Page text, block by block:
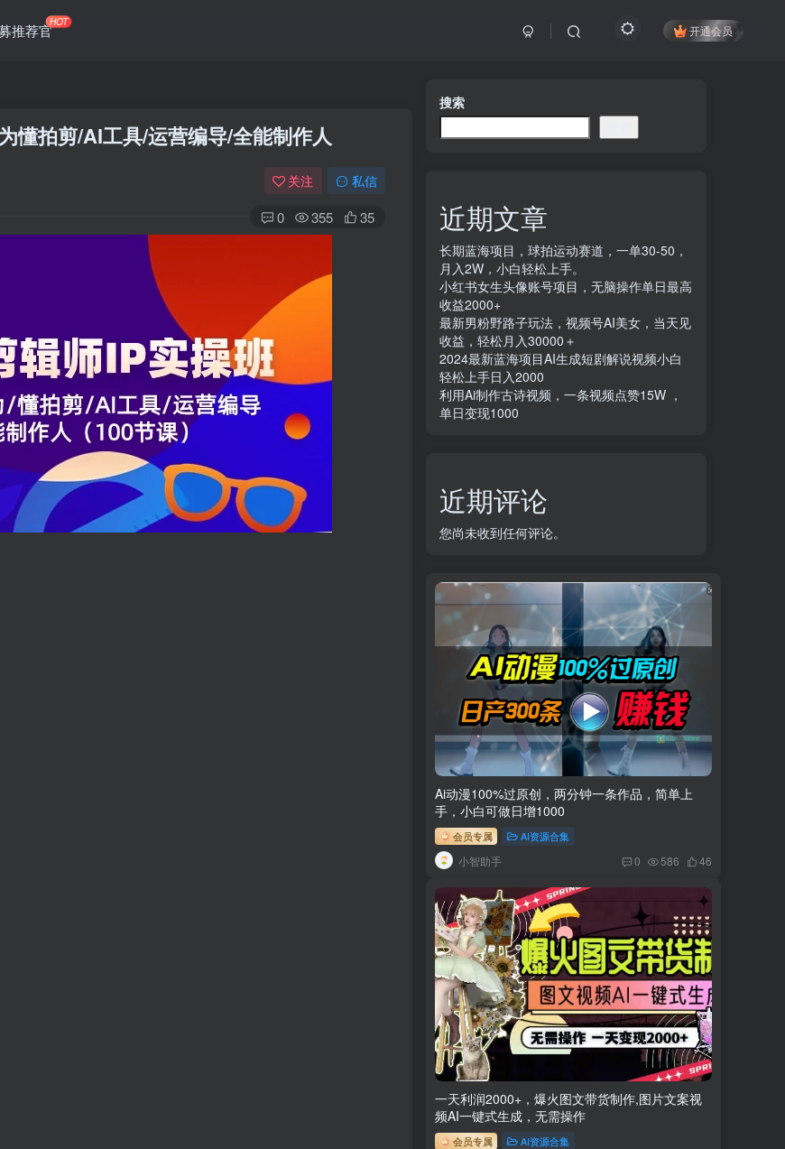
推荐官HOT
开通会员
懂拍剪/AI工具/运营编导/全能制作人
关注 私信
0 355 35
搜索
近期文章
长期蓝海项目，球拍运动赛道，一单30-50，
月入2W，小白轻松上手。
小红书女生头像账号项目，无脑操作单日最高
收益2000+
最新男粉野路子玩法，视频号AI美女，当天见
收益，轻松月入30000＋
2024最新蓝海项目AI生成短剧解说视频小白
轻松上手日入2000
利用Ai制作古诗视频，一条视频点赞15W ，
单日变现1000
近期评论
您尚未收到任何评论。
Ai动漫100%过原创，两分钟一条作品，简单上
手，小白可做日增1000
会员专属 AI资源合集
小智助手 0 586 46
一天利润2000+，爆火图文带货制作,图片文案视
频AI一键式生成，无需操作
会员专属 AI资源合集